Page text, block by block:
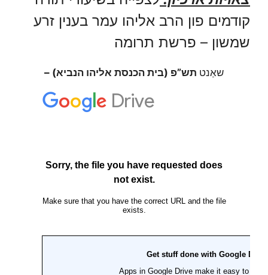
קודמים פון הרב אליהו עמר בענין זרע
שמשון – פרשת תרומה
שאַנט תש”פ (בית הכנסת אליהו הנביא) –